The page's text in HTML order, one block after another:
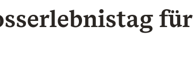
für